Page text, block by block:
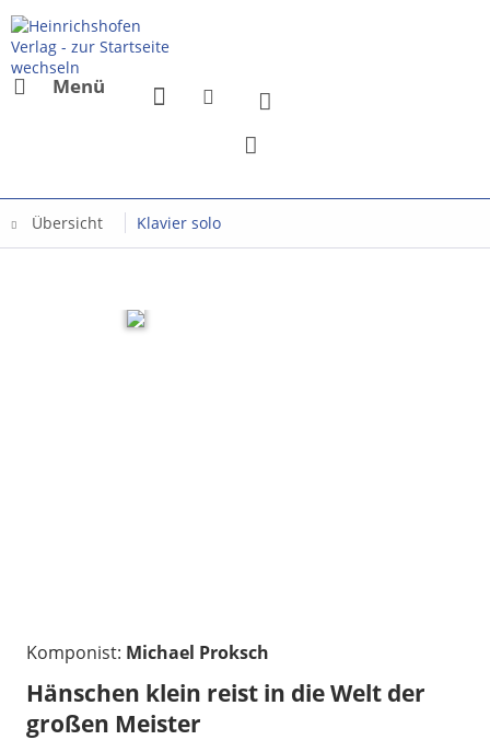
Menü
Übersicht Klavier solo
Komponist: Michael Proksch
Hänschen klein reist in die Welt der
großen Meister